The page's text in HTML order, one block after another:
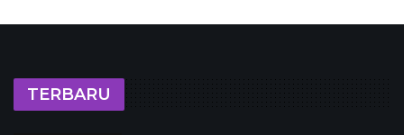
TERBARU